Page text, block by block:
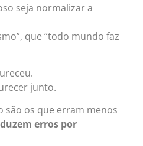
seja normalizar a
que “todo mundo faz
junto.
são os que erram menos
erros por